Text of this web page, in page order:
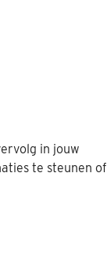
in jouw
te steunen of